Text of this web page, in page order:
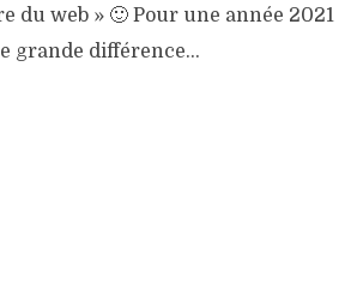
du web » 🙂 Pour une année 2021
grande différence…